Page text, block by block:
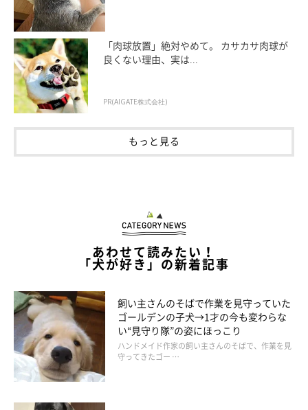
【獣医師解説】飼い主さんがお風呂に入って
いるときに、様子を見にくる犬の心理
「肉球放置」絶対やめて。 カサカサ肉球が
良くない理由、実は...
PR(AIGATE株式会社)
もっと見る
あわせて読みたい！
「犬が好き」の新着記事
飼い主さんのそばで作業を見守っていた
ゴールデンの子犬→1才の今も変わらな
い“見守り隊”の姿にほっこり
ハンドメイド作家の飼い主さんのそばで、作業を見
守ってきたゴー …